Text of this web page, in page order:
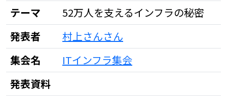
テーマ
52万人を支えるインフラの秘密
発表者
村上さんさん
集会名
ITインフラ集会
発表資料